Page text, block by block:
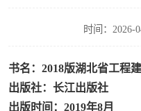
时间：2026-
书名：2018版湖北省工程
出版社：长江出版社
出版时间：2019年8月
电力行业工程预算定额